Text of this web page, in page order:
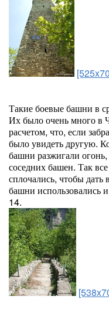
Такие боевые башни в
Их было очень много в
расчетом, что, если
было увидеть другую.
башни разжигали
соседних башен. Так
сплочались, чтобы дать
башни использовались
14.